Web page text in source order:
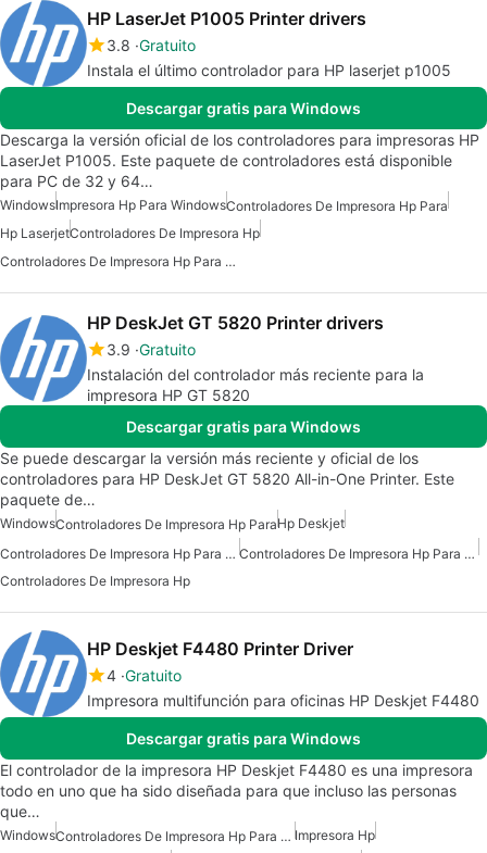
HP LaserJet P1005 Printer drivers
3.8 Gratuito
Instala el último controlador para HP laserjet p1005
Descargar gratis para Windows
Descarga la versión oficial de los controladores para impresoras HP
LaserJet P1005. Este paquete de controladores está disponible
para PC de 32 y 64…
WindowsImpresora Hp Para WindowsControladores De Impresora Hp Para
Hp LaserjetControladores De Impresora Hp
Controladores De Impresora Hp Para Windows 7
HP DeskJet GT 5820 Printer drivers
3.9 Gratuito
Instalación del controlador más reciente para la
impresora HP GT 5820
Descargar gratis para Windows
Se puede descargar la versión más reciente y oficial de los
controladores para HP DeskJet GT 5820 All-in-One Printer. Este
paquete de…
WindowsControladores De Impresora Hp ParaHp Deskjet
Controladores De Impresora Hp Para Windows
Controladores De Impresora Hp Para Windows 10
Controladores De Impresora Hp
HP Deskjet F4480 Printer Driver
4 Gratuito
Impresora multifunción para oficinas HP Deskjet F4480
Descargar gratis para Windows
El controlador de la impresora HP Deskjet F4480 es una impresora
todo en uno que ha sido diseñada para que incluso las personas
que…
Windows Controladores De Impresora Hp Para Windows Impresora Hp